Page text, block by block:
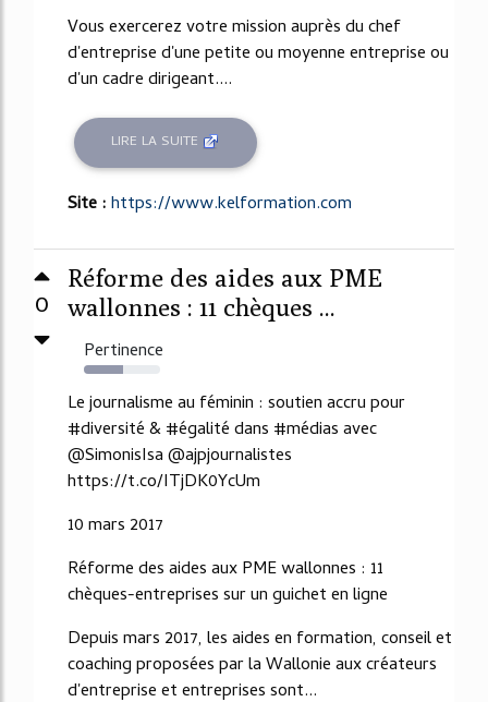
Vous exercerez votre mission auprès du chef
d'entreprise d'une petite ou moyenne entreprise ou
d'un cadre dirigeant....
LIRE LA SUITE
Site :https://www.kelformation.com
0
Réforme des aides aux PME
wallonnes : 11 chèques ...
Pertinence
51%
Le journalisme au féminin : soutien accru pour
#diversité & #égalité dans #médias avec
@SimonisIsa @ajpjournalistes
https://t.co/ITjDK0YcUm
10 mars 2017
Réforme des aides aux PME wallonnes : 11
chèques-entreprises sur un guichet en ligne
Depuis mars 2017, les aides en formation, conseil et
coaching proposées par la Wallonie aux créateurs
d'entreprise et entreprises sont...